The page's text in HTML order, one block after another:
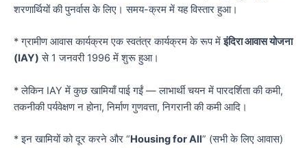
शरणार्थियों की पुनर्वास के लिए। समय-क्रम में यह विस्तार हुआ।
* ग्रामीण आवास कार्यक्रम एक स्वतंत्र कार्यक्रम के रूप मेंइंदिरा आवास योजना
(IAY) से 1 जनवरी 1996 में शुरू हुआ।
* लेकिन IAY में कुछ खामियाँ पाई गईं — लाभार्थी चयन में पारदर्शिता की कमी,
तकनीकी पर्यवेक्षण न होना, निर्माण गुणवत्ता, निगरानी की कमी आदि।
* इन खामियों को दूर करने और “Housing for All” (सभी के लिए आवास)